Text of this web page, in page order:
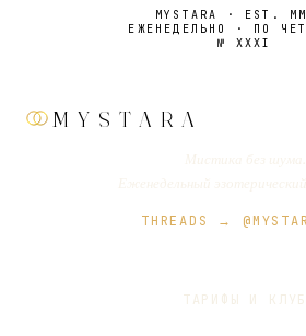
MYSTARA · EST.
ЕЖЕНЕДЕЛЬНО · ПО
№ XXXI
MYSTARA
THREADS →
ТАРИФЫ И КЛУБ